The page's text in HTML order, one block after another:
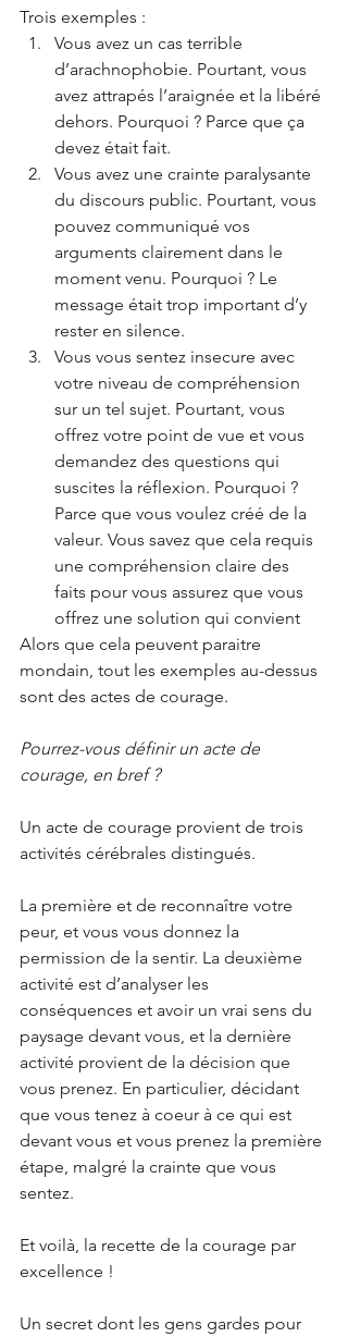
Trois exemples :
Vous avez un cas terrible
d’arachnophobie. Pourtant, vous
avez attrapés l’araignée et la libéré
dehors. Pourquoi ? Parce que ça
devez était fait.
Vous avez une crainte paralysante
du discours public. Pourtant, vous
pouvez communiqué vos
arguments clairement dans le
moment venu. Pourquoi ? Le
message était trop important d’y
rester en silence.
Vous vous sentez insecure avec
votre niveau de compréhension
sur un tel sujet. Pourtant, vous
offrez votre point de vue et vous
demandez des questions qui
suscites la réflexion. Pourquoi ?
Parce que vous voulez créé de la
valeur. Vous savez que cela requis
une compréhension claire des
faits pour vous assurez que vous
offrez une solution qui convient
Alors que cela peuvent paraitre
mondain, tout les exemples au-dessus
sont des actes de courage.
Pourrez-vous définir un acte de
courage, en bref ?
Un acte de courage provient de trois
activités cérébrales distingués.
La première et de reconnaître votre
peur, et vous vous donnez la
permission de la sentir. La deuxième
activité est d’analyser les
conséquences et avoir un vrai sens du
paysage devant vous, et la dernière
activité provient de la décision que
vous prenez. En particulier, décidant
que vous tenez à coeur à ce qui est
devant vous et vous prenez la première
étape, malgré la crainte que vous
sentez.
Et voilà, la recette de la courage par
excellence !
Un secret dont les gens gardes pour